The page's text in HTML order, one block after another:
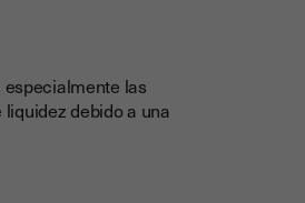
las
debido a una